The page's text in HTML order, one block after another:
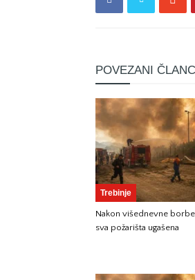
POVEZANI ČLANCI
Trebinje
Nakon višednevne
sva požarišta ugašena